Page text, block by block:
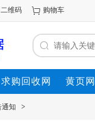
二维码 购物车
求购回收网 黄页网
通知 >